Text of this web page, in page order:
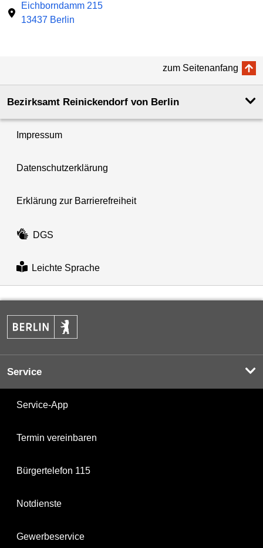
Eichborndamm 215
13437 Berlin
zum Seitenanfang
Bezirksamt Reinickendorf von Berlin
Impressum
Datenschutzerklärung
Erklärung zur Barrierefreiheit
DGS
Leichte Sprache
Service
Service-App
Termin vereinbaren
Bürgertelefon 115
Notdienste
Gewerbeservice